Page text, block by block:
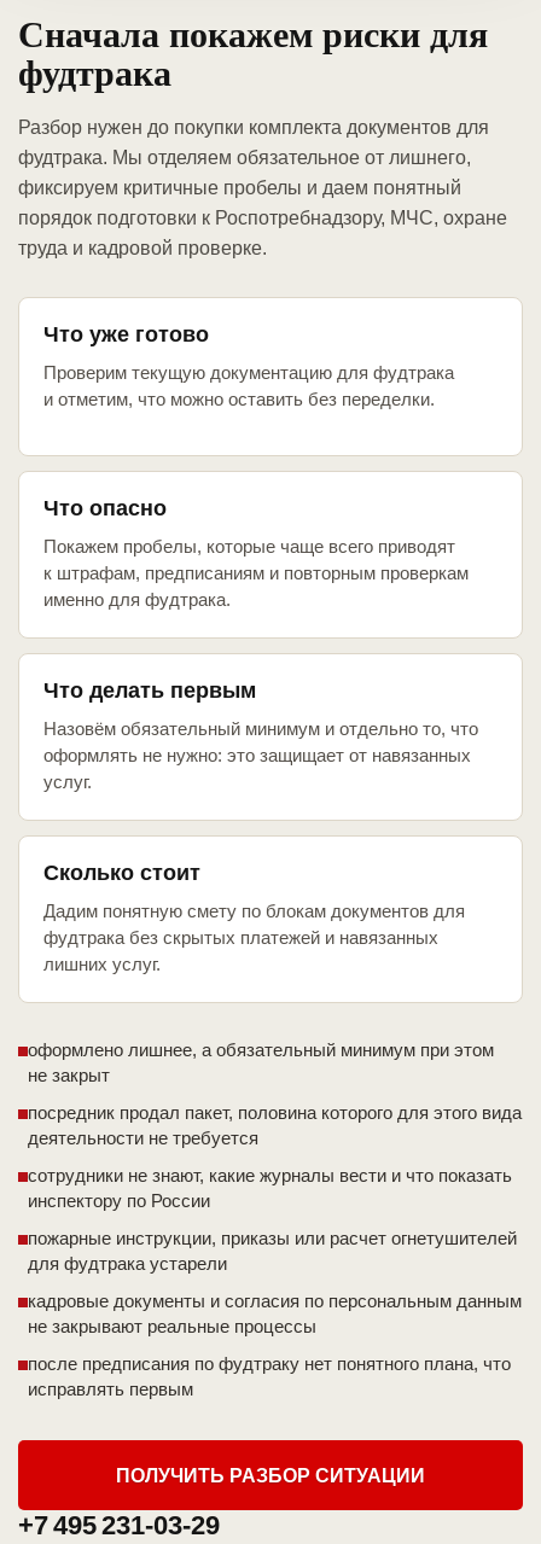
Сначала покажем риски для
фудтрака
Разбор нужен до покупки комплекта документов для
фудтрака. Мы отделяем обязательное от лишнего,
фиксируем критичные пробелы и даем понятный
порядок подготовки к Роспотребнадзору, МЧС, охране
труда и кадровой проверке.
Что уже готово
Проверим текущую документацию для фудтрака
и отметим, что можно оставить без переделки.
Что опасно
Покажем пробелы, которые чаще всего приводят
к штрафам, предписаниям и повторным проверкам
именно для фудтрака.
Что делать первым
Назовём обязательный минимум и отдельно то, что
оформлять не нужно: это защищает от навязанных
услуг.
Сколько стоит
Дадим понятную смету по блокам документов для
фудтрака без скрытых платежей и навязанных
лишних услуг.
оформлено лишнее, а обязательный минимум при этом
не закрыт
посредник продал пакет, половина которого для этого вида
деятельности не требуется
сотрудники не знают, какие журналы вести и что показать
инспектору по России
пожарные инструкции, приказы или расчет огнетушителей
для фудтрака устарели
кадровые документы и согласия по персональным данным
не закрывают реальные процессы
после предписания по фудтраку нет понятного плана, что
исправлять первым
ПОЛУЧИТЬ РАЗБОР СИТУАЦИИ
+7 495 231-03-29